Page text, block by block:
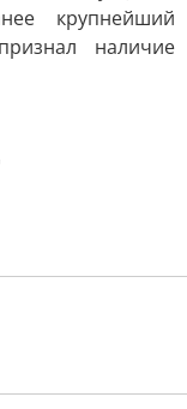
крупнейший
наличие